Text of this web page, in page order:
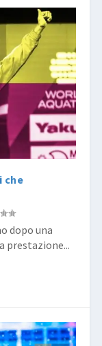
che
dopo una
prestazione...